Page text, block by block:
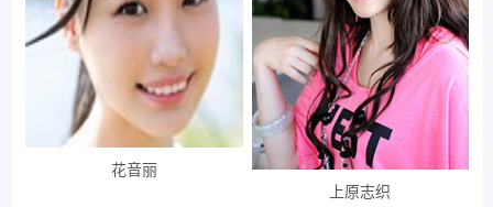
花音丽
上原志织